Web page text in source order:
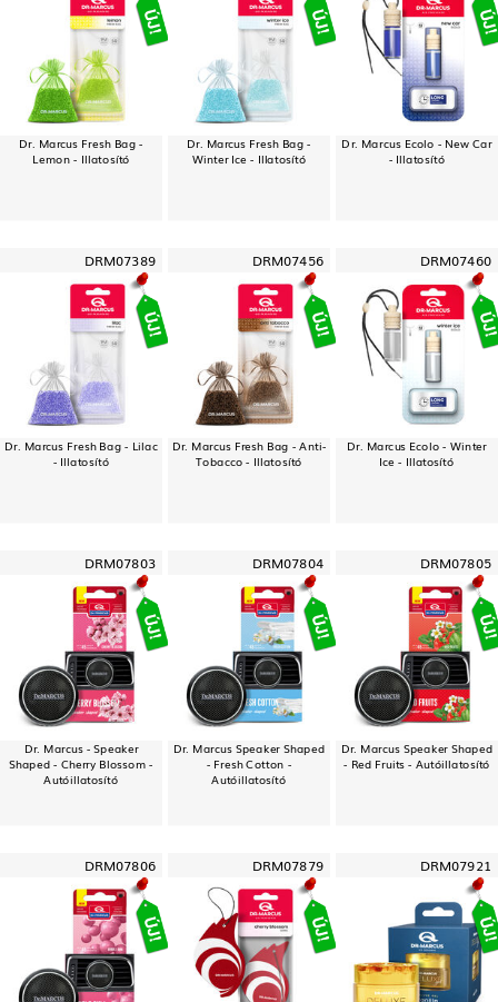
Dr. Marcus Fresh Bag -
Lemon - Illatosító
Dr. Marcus Fresh Bag -
Winter Ice - Illatosító
Dr. Marcus Ecolo - New Car
- Illatosító
DRM07389
Dr. Marcus Fresh Bag - Lilac
- Illatosító
DRM07456
Dr. Marcus Fresh Bag - Anti-
Tobacco - Illatosító
DRM07460
Dr. Marcus Ecolo - Winter
Ice - Illatosító
DRM07803
Dr. Marcus - Speaker
Shaped - Cherry Blossom -
Autóillatosító
DRM07804
Dr. Marcus Speaker Shaped
- Fresh Cotton -
Autóillatosító
DRM07805
Dr. Marcus Speaker Shaped
- Red Fruits - Autóillatosító
DRM07806 DRM07879 DRM07921